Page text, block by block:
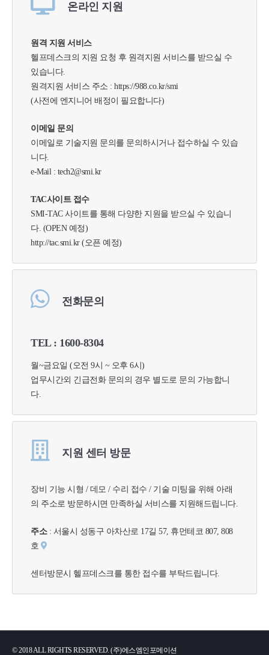
온라인 지원
원격 지원 서비스
헬프데스크의 지원 요청 후 원격지원 서비스를 받으실 수
있습니다.
원격지원 서비스 주소 : https://988.co.kr/smi
(사전에 엔지니어 배정이 필요합니다)
이메일 문의
이메일로 기술지원 문의를 문의하시거나 접수하실 수 있습
니다.
e-Mail : tech2@smi.kr
TAC사이트 접수
SMI-TAC 사이트를 통해 다양한 지원을 받으실 수 있습니
다. (OPEN 예정)
http://tac.smi.kr (오픈 예정)
전화문의
TEL : 1600-8304
월~금요일 (오전 9시 ~ 오후 6시)
업무시간외 긴급전화 문의의 경우 별도로 문의 가능합니
다.
지원 센터 방문
장비 기능 시형 / 데모 / 수리 접수 / 기술 미팅을 위해 아래
의 주소로 방문하시면 만족하실 서비스를 지원해드립니다.
주소 : 서울시 성동구 아차산로 17길 57, 휴먼테코 807, 808
호
센터방문시 헬프데스크를 통한 접수를 부탁드립니다.
© 2018 ALL RIGHTS RESERVED. (주)에스엠인포메이션